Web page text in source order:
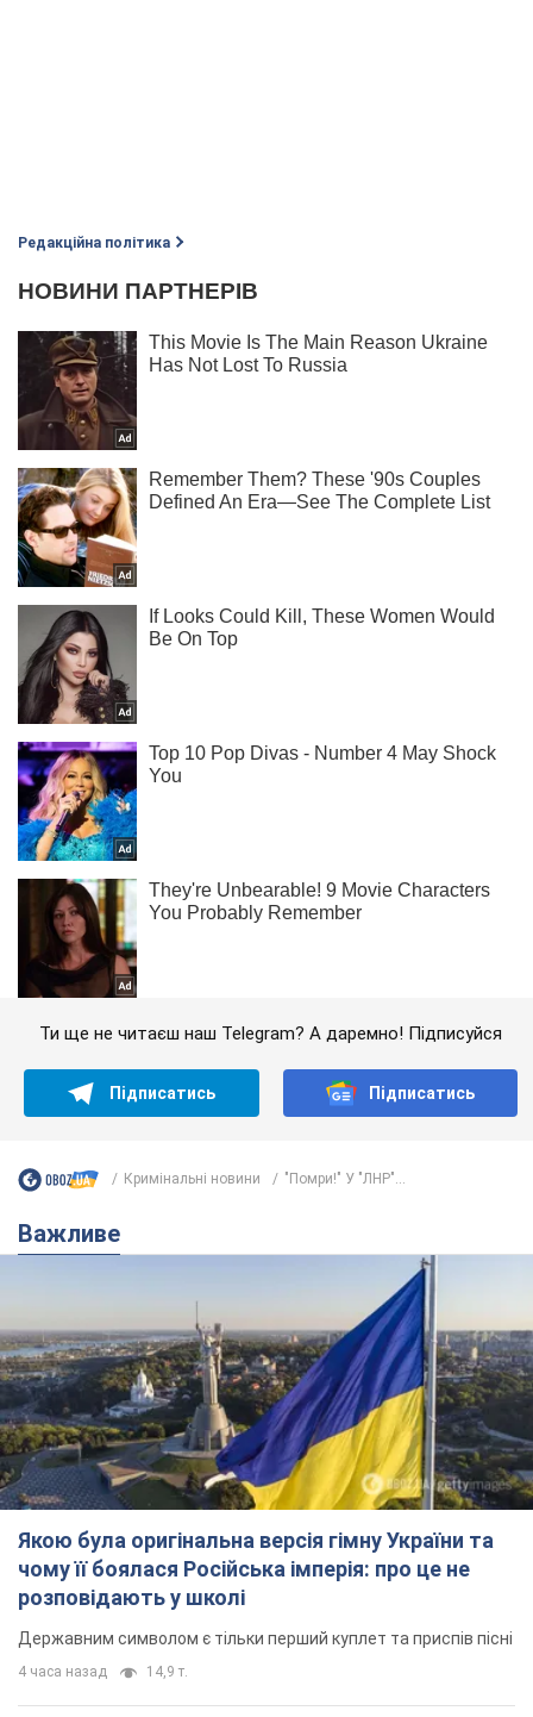
Редакційна політика
Ти ще не читаєш наш Telegram? А даремно! Підписуйся
Підписатись Підписатись
Кримінальні новини "Помри!" У "ЛНР"...
Важливе
Якою була оригінальна версія гімну України та
чому її боялася Російська імперія: про це не
розповідають у школі
Державним символом є тільки перший куплет та приспів пісні
4 часа назад 14,9 т.